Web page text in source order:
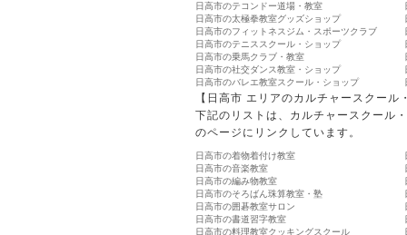
日高市のテコンドー道場・教室
日高市の太極拳教室グッズショップ
日高市のフィットネスジム・スポーツクラブ
日高市のテニススクール・ショップ
日高市の乗馬クラブ・教室
日高市の社交ダンス教室・ショップ
日高市のバレエ教室スクール・ショップ
【日高市 エリアのカルチャースクール
下記のリストは、カルチャースクール
のページにリンクしています。
日高市の着物着付け教室
日高市の音楽教室
日高市の編み物教室
日高市のそろばん珠算教室・塾
日高市の囲碁教室サロン
日高市の書道習字教室
日高市の料理教室クッキングスクール